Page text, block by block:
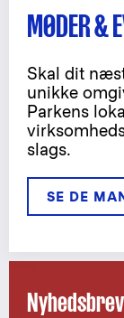
MØDER &
Skal dit
unikke
Parkens
slags.
SE DE